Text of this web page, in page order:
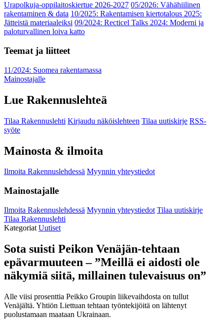
Urapolkuja-oppilaitoskiertue 2026-2027 05/2026: Vähähiilinen
rakentaminen & data 10/2025: Rakentamisen kiertotalous 2025:
Jätteistä materiaaleiksi 09/2024: Recticel Talks 2024: Moderni ja
paloturvallinen loiva katto
Teemat ja liitteet
11/2024: Suomea rakentamassa
Mainostajalle
Lue Rakennuslehteä
Tilaa Rakennuslehti Kirjaudu näköislehteen Tilaa uutiskirje RSS-
syöte
Mainosta & ilmoita
Ilmoita Rakennuslehdessä Myynnin yhteystiedot
Mainostajalle
Ilmoita Rakennuslehdessä Myynnin yhteystiedot Tilaa uutiskirje
Tilaa Rakennuslehti
Kategoriat Uutiset
Sota suisti Peikon Venäjän-tehtaan
epävarmuuteen – ”Meillä ei aidosti ole
näkymiä siitä, millainen tulevaisuus on”
Alle viisi prosenttia Peikko Groupin liikevaihdosta on tullut
Venäjältä. Yhtiön Liettuan tehtaan työntekijöitä on lähtenyt
puolustamaan maataan Ukrainaan.